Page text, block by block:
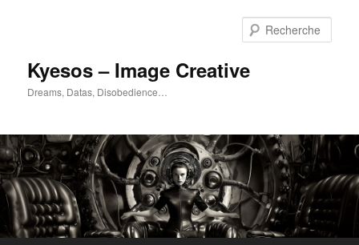
Kyesos – Image Creative
Dreams, Datas, Disobedience…